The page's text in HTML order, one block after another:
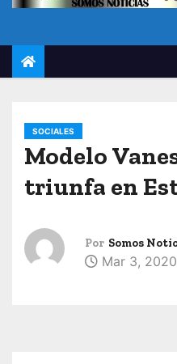
SOCIALES
Modelo
triunfa en
Por Somos
Mar 3, 2020